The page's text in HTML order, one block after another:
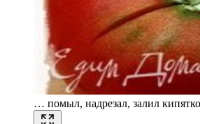
… помыл, надрезал, залил